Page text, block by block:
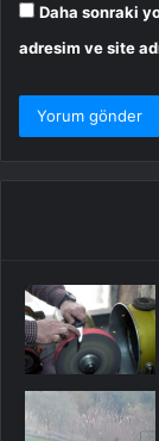
Daha sonraki
adresim ve site